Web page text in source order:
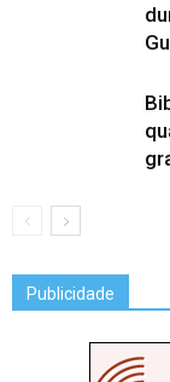
Publicidade